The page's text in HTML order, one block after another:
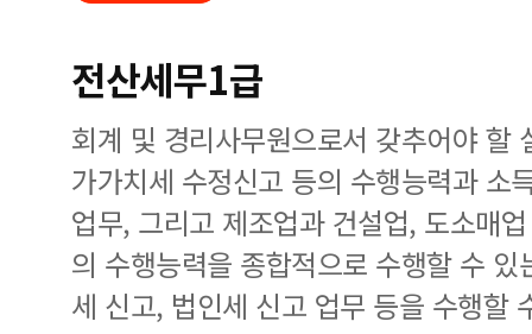
전산세무1급
회계 및 경리사무원으로서 갖추어야 할
가가치세 수정신고 등의 수행능력과 소
업무, 그리고 제조업과 건설업, 도소매
의 수행능력을 종합적으로 수행할 수
세 신고, 법인세 신고 업무 등을 수행할